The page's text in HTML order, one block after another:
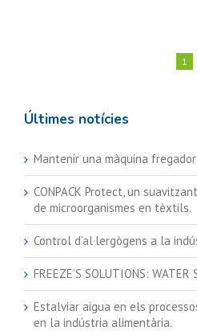
1
Últimes notícies
Mantenir una màquina
CONPACK Protect, un
de microorganismes en tèxtils.
Control d’al·lergògens a la
FREEZE’S SOLUTIONS: WATER
Estalviar aigua en els
en la indústria alimentària.